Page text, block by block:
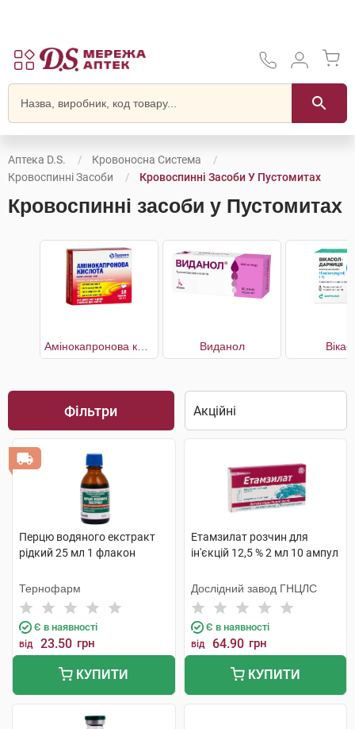
Аптека D.S.
Кровоносна Система
Кровоспинні Засоби
Кровоспинні Засоби У Пустомитах
Кровоспинні засоби у Пустомитах
Виданол
Фільтри
Перцю водяного екстракт
рідкий 25 мл 1 флакон
Тернофарм
Є в наявності
від 23.50 грн
КУПИТИ
Етамзилат розчин для
ін'єкцій 12,5 % 2 мл 10 ампул
Дослідний завод ГНЦЛС
Є в наявності
від 64.90 грн
КУПИТИ